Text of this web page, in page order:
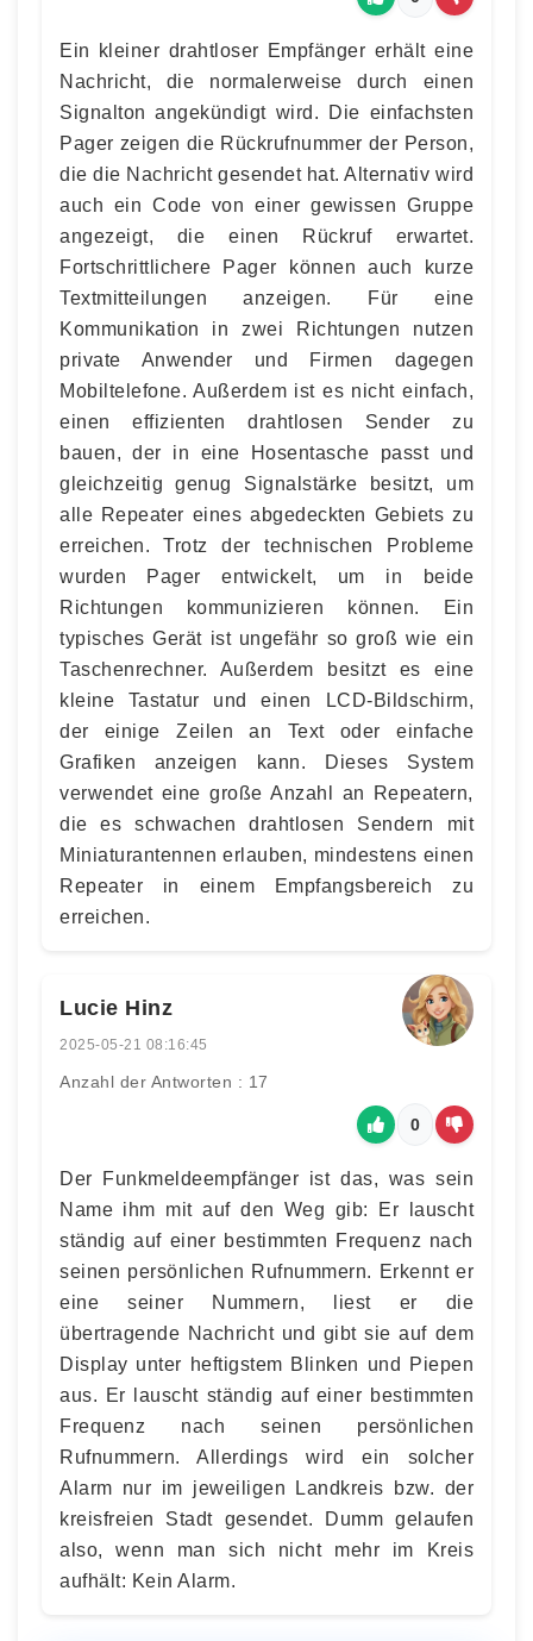
Ein kleiner drahtloser Empfänger erhält eine
Nachricht, die normalerweise durch einen
Signalton angekündigt wird. Die einfachsten
Pager zeigen die Rückrufnummer der Person,
die die Nachricht gesendet hat. Alternativ wird
auch ein Code von einer gewissen Gruppe
angezeigt, die einen Rückruf erwartet.
Fortschrittlichere Pager können auch kurze
Textmitteilungen anzeigen. Für eine
Kommunikation in zwei Richtungen nutzen
private Anwender und Firmen dagegen
Mobiltelefone. Außerdem ist es nicht einfach,
einen effizienten drahtlosen Sender zu
bauen, der in eine Hosentasche passt und
gleichzeitig genug Signalstärke besitzt, um
alle Repeater eines abgedeckten Gebiets zu
erreichen. Trotz der technischen Probleme
wurden Pager entwickelt, um in beide
Richtungen kommunizieren können. Ein
typisches Gerät ist ungefähr so groß wie ein
Taschenrechner. Außerdem besitzt es eine
kleine Tastatur und einen LCD-Bildschirm,
der einige Zeilen an Text oder einfache
Grafiken anzeigen kann. Dieses System
verwendet eine große Anzahl an Repeatern,
die es schwachen drahtlosen Sendern mit
Miniaturantennen erlauben, mindestens einen
Repeater in einem Empfangsbereich zu
erreichen.
Lucie Hinz
2025-05-21 08:16:45
Anzahl der Antworten : 17
0
Der Funkmeldeempfänger ist das, was sein
Name ihm mit auf den Weg gib: Er lauscht
ständig auf einer bestimmten Frequenz nach
seinen persönlichen Rufnummern. Erkennt er
eine seiner Nummern, liest er die
übertragende Nachricht und gibt sie auf dem
Display unter heftigstem Blinken und Piepen
aus. Er lauscht ständig auf einer bestimmten
Frequenz nach seinen persönlichen
Rufnummern. Allerdings wird ein solcher
Alarm nur im jeweiligen Landkreis bzw. der
kreisfreien Stadt gesendet. Dumm gelaufen
also, wenn man sich nicht mehr im Kreis
aufhält: Kein Alarm.